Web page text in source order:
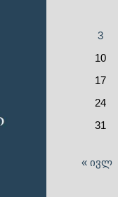
3
10
17
24
31
« ივლ